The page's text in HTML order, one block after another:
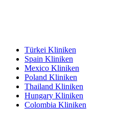
Türkei Kliniken
Spain Kliniken
Mexico Kliniken
Poland Kliniken
Thailand Kliniken
Hungary Kliniken
Colombia Kliniken